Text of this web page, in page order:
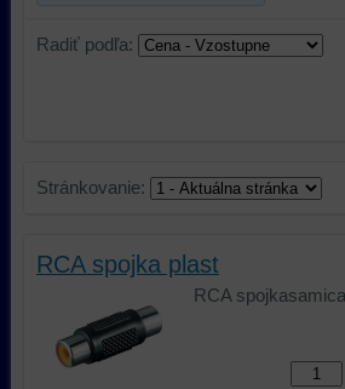
Radiť podľa:
Stránkovanie:
RCA spojka plast
RCA